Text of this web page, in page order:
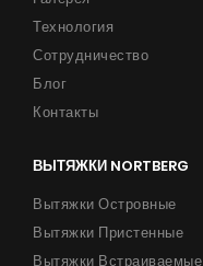
Технология
Сотрудничество
Блог
Контакты
ВЫТЯЖКИ NORTBERG
Вытяжки Островные
Вытяжки Пристенные
Вытяжки Встраиваемые